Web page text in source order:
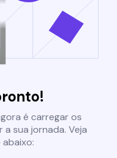
é carregar os
sua jornada. Veja